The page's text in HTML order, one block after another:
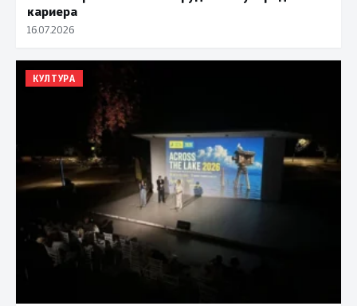
кариера
16.07.2026
КУЛТУРА